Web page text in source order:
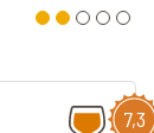
7,3